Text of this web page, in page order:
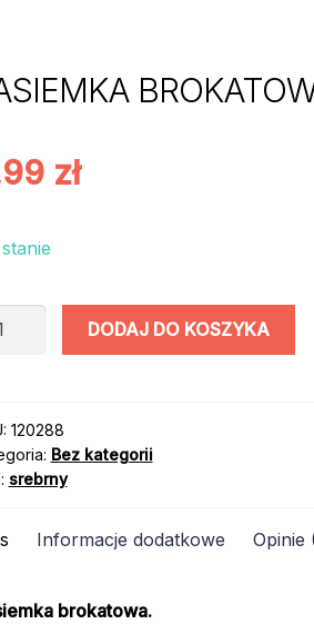
zł
DODAJ DO KOSZYKA
120288
Bez kategorii
srebrny
Informacje dodatkowe Opinie
brokatowa.